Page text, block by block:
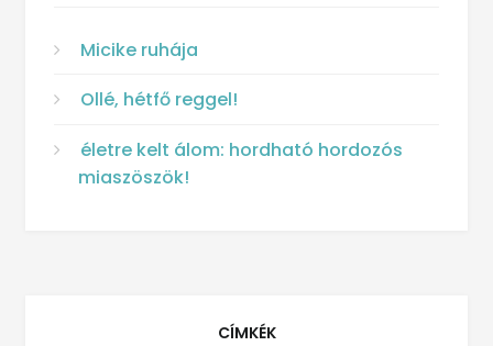
Micike ruhája
Ollé, hétfő reggel!
életre kelt álom: hordható hordozós
miaszöszök!
CÍMKÉK